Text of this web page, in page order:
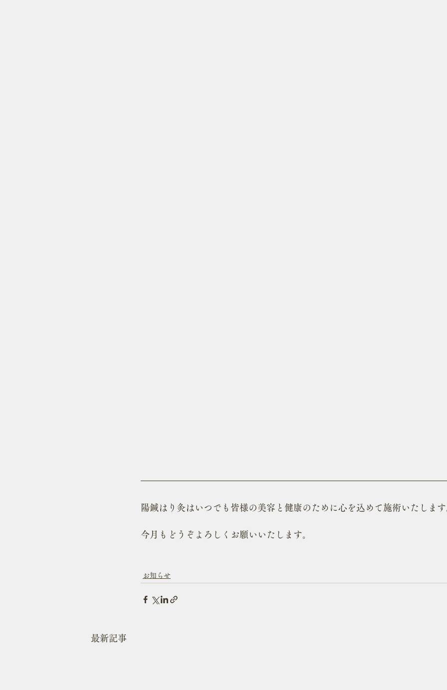
陽鍼はり灸はいつでも皆様の美容と健康のために心を込めて施術いたします
今月もどうぞよろしくお願いいたします。
お知らせ
最新記事